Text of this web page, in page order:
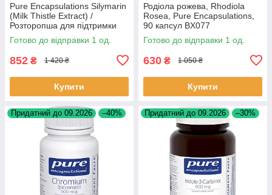
Pure Encapsulations Silymarin
(Milk Thistle Extract) /
Розторопша для підтримки
печінки 60 капсул BX074
Готово до відправки 1 од.
852 ₴ 1 420 ₴
Купити
Родіола рожева, Rhodiola
Rosea, Pure Encapsulations,
90 капсул BX077
Готово до відправки 1 од.
630 ₴ 1 050 ₴
Купити
Придатний до 09.2026 –40% Придатний до 09.2026 –30%